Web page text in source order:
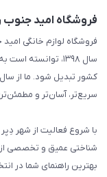
فروشگاه امید جنوب
فروشگاه لوازم خانگی
سال ۱۳۹۸،
سریع‌تر، آسان‌تر و
با شروع فعالیت از شهر
شناختی عمیق و تخصصی از
بهترین راهنمای شما در